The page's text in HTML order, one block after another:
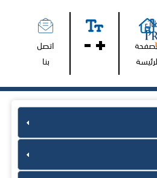
اتصل